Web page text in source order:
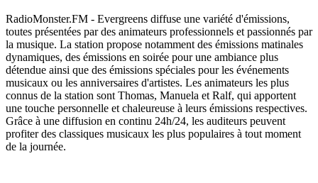
RadioMonster.FM - Evergreens diffuse une variété d'émissions,
toutes présentées par des animateurs professionnels et passionnés par
la musique. La station propose notamment des émissions matinales
dynamiques, des émissions en soirée pour une ambiance plus
détendue ainsi que des émissions spéciales pour les événements
musicaux ou les anniversaires d'artistes. Les animateurs les plus
connus de la station sont Thomas, Manuela et Ralf, qui apportent
une touche personnelle et chaleureuse à leurs émissions respectives.
Grâce à une diffusion en continu 24h/24, les auditeurs peuvent
profiter des classiques musicaux les plus populaires à tout moment
de la journée.